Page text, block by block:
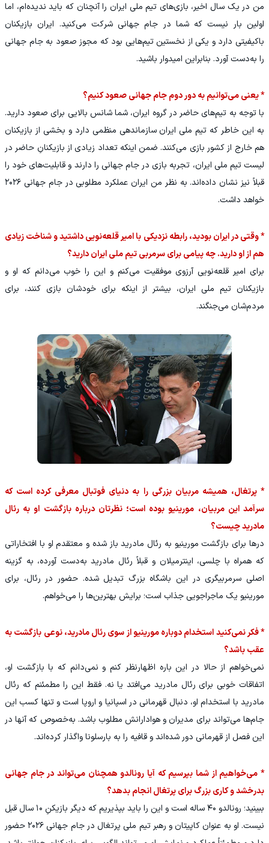
من در یک سال اخیر، بازی‌های تیم ملی ایران را آنچنان که باید ندیده‌ام، اما
اولین بار نیست که شما در جام جهانی شرکت می‌کنید. ایران بازیکنان
باکیفیتی دارد و یکی از نخستین تیم‌هایی بود که مجوز صعود به جام جهانی
را به‌دست آورد. بنابراین امیدوار باشید.
* یعنی می‌توانیم به دور دوم جام جهانی صعود کنیم؟
با توجه به تیم‌های حاضر در گروه ایران، شما شانس بالایی برای صعود دارید.
به این خاطر که تیم ملی ایران سازماندهی منظمی دارد و بخشی از بازیکنان
هم خارج از کشور بازی می‌کنند. ضمن اینکه تعداد زیادی از بازیکنانِ حاضر در
لیست تیم ملی ایران، تجربه بازی در جام جهانی را دارند و قابلیت‌های خود را
قبلاً نیز نشان داده‌اند. به نظر من ایران عملکرد مطلوبی در جام جهانی ۲۰۲۶
خواهد داشت.
* وقتی در ایران بودید، رابطه نزدیکی با امیر قلعه‌نویی داشتید و شناخت زیادی
هم از او دارید. چه پیامی برای سرمربی تیم ملی ایران دارید؟
برای امیر قلعه‌نویی آرزوی موفقیت می‌کنم و این را خوب می‌دانم که او و
بازیکنان تیم ملی ایران، بیشتر از اینکه برای خودشان بازی کنند، برای
مردم‌شان می‌جنگند.
* پرتغال، همیشه مربیان بزرگی را به دنیای فوتبال معرفی کرده است که
سرآمد این مربیان، مورینیو بوده است؛ نظرتان درباره بازگشت او به رئال‌
مادرید چیست؟
درها برای بازگشت مورینیو به رئال مادرید باز شده و معتقدم او با افتخاراتی
که همراه با چلسی، اینترمیلان و قبلاً رئال مادرید به‌دست آورده، به گزینه
اصلی سرمربیگری در این باشگاه بزرگ تبدیل شده. حضور در رئال، برای
مورینیو یک ماجراجویی جذاب است؛ برایش بهترین‌ها را می‌خواهم.
* فکر نمی‌کنید استخدام دوباره مورینیو از سوی رئال مادرید، نوعی بازگشت به
عقب باشد؟
نمی‌خواهم از حالا در این باره اظهارنظر کنم و نمی‌دانم که با بازگشت او،
اتفاقات خوبی برای رئال مادرید می‌افتد یا نه. فقط این را مطمئنم که رئال
مادرید با استخدام او، دنبال قهرمانی در اسپانیا و اروپا است و تنها کسب این
جام‌ها می‌تواند برای مدیران و هوادارانش مطلوب باشد. به‌خصوص که آنها در
این فصل از قهرمانی دور شده‌اند و قافیه را به بارسلونا واگذار کرده‌اند.
* می‌خواهیم از شما بپرسیم که آیا رونالدو همچنان می‌تواند در جام جهانی
بدرخشد و کاری بزرگ برای پرتغال انجام بدهد؟
ببینید؛ رونالدو ۴۰ ساله است و این را باید بپذیریم که دیگر بازیکنِ ۱۰ سال قبل
نیست. او به عنوان کاپیتان و رهبر تیم ملی پرتغال در جام جهانی ۲۰۲۶ حضور